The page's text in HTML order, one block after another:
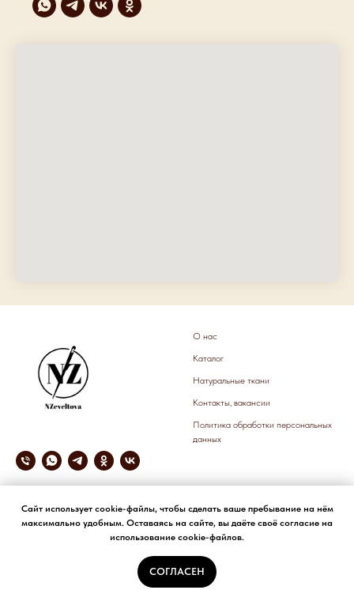
Сайт использует cookie-файлы, чтобы сделать ваше пребывание на нём
максимально удобным. Оставаясь на сайте, вы даёте своё согласие на
использование cookie-файлов.
СОГЛАСЕН
ИП Зевельтова Наталья
Владимировна
О нас
Каталог
Натуральные ткани
Контакты, вакансии
Политика обработки персональных
данных